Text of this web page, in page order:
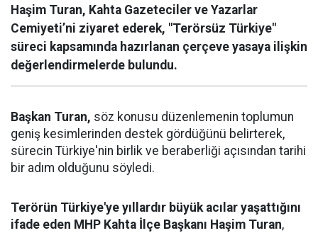
Haşim Turan, Kahta Gazeteciler ve Yazarlar
Cemiyeti’ni ziyaret ederek, "Terörsüz Türkiye"
süreci kapsamında hazırlanan çerçeve yasaya ilişkin
değerlendirmelerde bulundu.
Başkan Turan, söz konusu düzenlemenin toplumun
geniş kesimlerinden destek gördüğünü belirterek,
sürecin Türkiye'nin birlik ve beraberliği açısından tarihi
bir adım olduğunu söyledi.
Terörün Türkiye'ye yıllardır büyük acılar yaşattığını
ifade eden MHP Kahta İlçe Başkanı Haşim Turan,